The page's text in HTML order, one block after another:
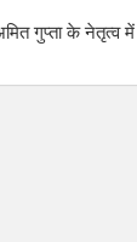
गुप्ता के नेतृत्व